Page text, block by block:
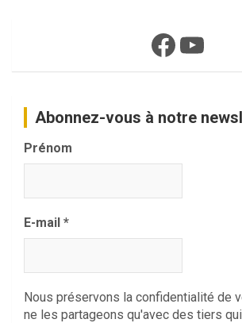
Abonnez-vous à notre
Prénom
E-mail *
Nous préservons la confidentialité de
ne les partageons qu'avec des tiers